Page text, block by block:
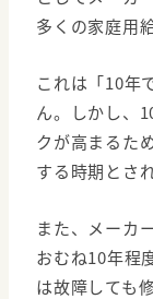
多くの家庭用
これは「10年
ん。しかし、
クが高まるた
する時期とさ
また、メーカ
おむね10年程
は故障しても